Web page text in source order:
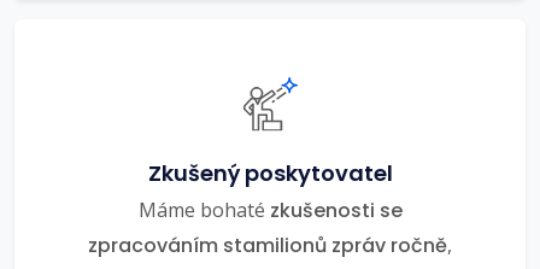
Zkušený poskytovatel
Máme bohaté zkušenosti se
zpracováním stamilionů zpráv ročně,